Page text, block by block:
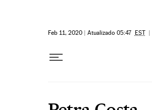
Feb 11, 2020 | Atualizado 05:47 EST |